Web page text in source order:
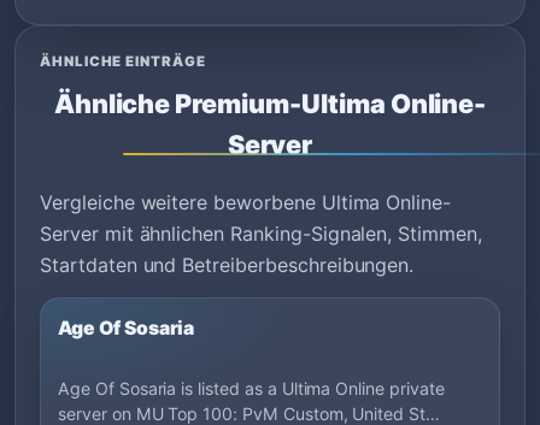
ÄHNLICHE EINTRÄGE
Ähnliche Premium-Ultima Online-
Server
Vergleiche weitere beworbene Ultima Online-
Server mit ähnlichen Ranking-Signalen, Stimmen,
Startdaten und Betreiberbeschreibungen.
Age Of Sosaria
Age Of Sosaria is listed as a Ultima Online private
server on MU Top 100: PvM Custom, United St…